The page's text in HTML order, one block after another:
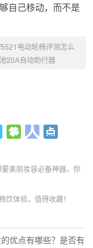
自己移动，而不是
电动轮椅评测怎么
20A自动助行器
美丽妆容必备神器，你
饮体验，值得收藏！
优点有哪些？是否有